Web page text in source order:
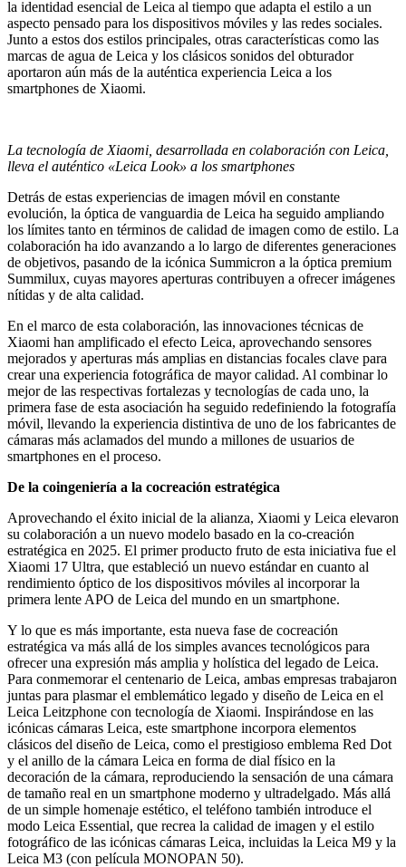
la identidad esencial de Leica al tiempo que adapta el estilo a un
aspecto pensado para los dispositivos móviles y las redes sociales.
Junto a estos dos estilos principales, otras características como las
marcas de agua de Leica y los clásicos sonidos del obturador
aportaron aún más de la auténtica experiencia Leica a los
smartphones de Xiaomi.
La tecnología de Xiaomi, desarrollada en colaboración con Leica,
lleva el auténtico «Leica Look» a los smartphones
Detrás de estas experiencias de imagen móvil en constante
evolución, la óptica de vanguardia de Leica ha seguido ampliando
los límites tanto en términos de calidad de imagen como de estilo. La
colaboración ha ido avanzando a lo largo de diferentes generaciones
de objetivos, pasando de la icónica Summicron a la óptica premium
Summilux, cuyas mayores aperturas contribuyen a ofrecer imágenes
nítidas y de alta calidad.
En el marco de esta colaboración, las innovaciones técnicas de
Xiaomi han amplificado el efecto Leica, aprovechando sensores
mejorados y aperturas más amplias en distancias focales clave para
crear una experiencia fotográfica de mayor calidad. Al combinar lo
mejor de las respectivas fortalezas y tecnologías de cada uno, la
primera fase de esta asociación ha seguido redefiniendo la fotografía
móvil, llevando la experiencia distintiva de uno de los fabricantes de
cámaras más aclamados del mundo a millones de usuarios de
smartphones en el proceso.
De la coingeniería a la cocreación estratégica
Aprovechando el éxito inicial de la alianza, Xiaomi y Leica elevaron
su colaboración a un nuevo modelo basado en la co-creación
estratégica en 2025. El primer producto fruto de esta iniciativa fue el
Xiaomi 17 Ultra, que estableció un nuevo estándar en cuanto al
rendimiento óptico de los dispositivos móviles al incorporar la
primera lente APO de Leica del mundo en un smartphone.
Y lo que es más importante, esta nueva fase de cocreación
estratégica va más allá de los simples avances tecnológicos para
ofrecer una expresión más amplia y holística del legado de Leica.
Para conmemorar el centenario de Leica, ambas empresas trabajaron
juntas para plasmar el emblemático legado y diseño de Leica en el
Leica Leitzphone con tecnología de Xiaomi. Inspirándose en las
icónicas cámaras Leica, este smartphone incorpora elementos
clásicos del diseño de Leica, como el prestigioso emblema Red Dot
y el anillo de la cámara Leica en forma de dial físico en la
decoración de la cámara, reproduciendo la sensación de una cámara
de tamaño real en un smartphone moderno y ultradelgado. Más allá
de un simple homenaje estético, el teléfono también introduce el
modo Leica Essential, que recrea la calidad de imagen y el estilo
fotográfico de las icónicas cámaras Leica, incluidas la Leica M9 y la
Leica M3 (con película MONOPAN 50).